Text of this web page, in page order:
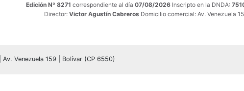
Edición Nº 8271 correspondiente al día 07/08/2026 Inscripto en la DNDA:
Director: Victor Agustín Cabreros Domicilio comercial: Av. Venezuela
| Av. Venezuela 159 | Bolívar (CP 6550)